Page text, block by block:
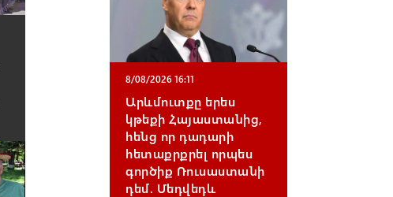
8/08/2026 16:11
Արևմուտքը երես
կթեքի Հայաստանից,
հենց որ դադարի
հետաքրքրել որպես
գործիք Ռուսաստանի
դեմ. Մեդվեդև